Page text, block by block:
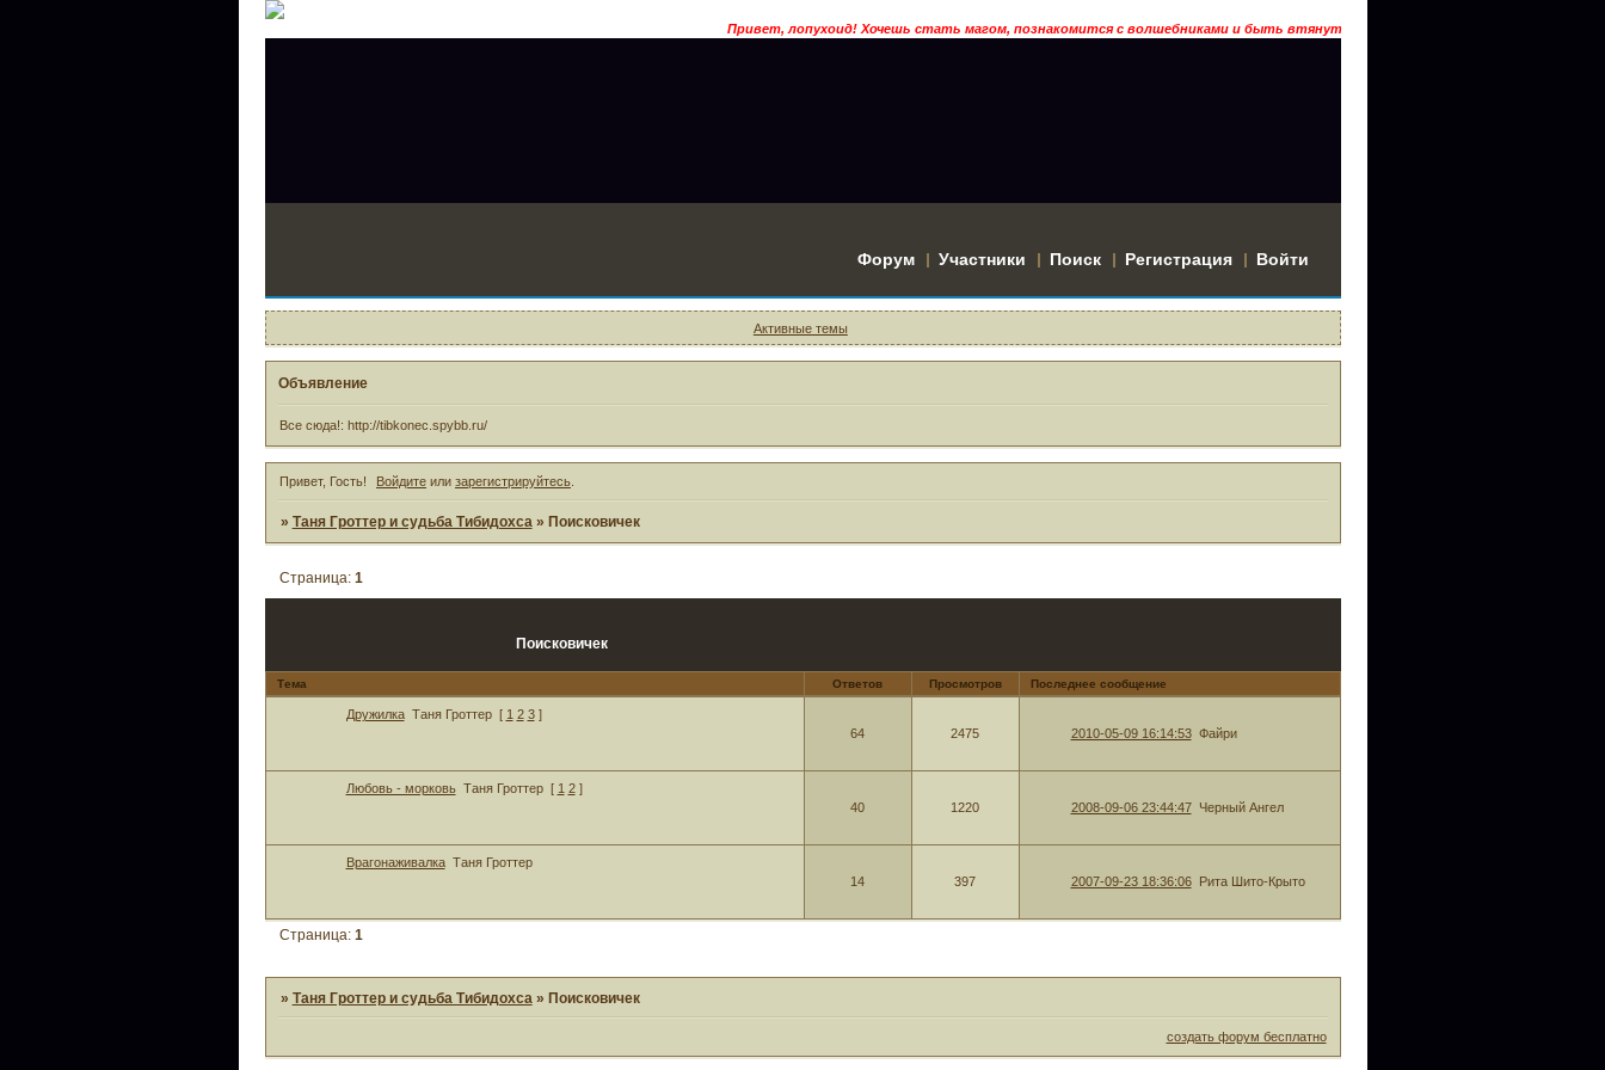
Привет, лопухоид! Хочешь стать магом, познакомится с волшебниками и быть втянутым в историю? Тогда заходи…
Форум Участники Поиск Регистрация Войти
Активные темы
Объявление
Все сюда!: http://tibkonec.spybb.ru/
Привет, Гость! Войдите или зарегистрируйтесь
» Таня Гроттер и судьба Тибидохса » Поисковичек
Поисковичек
Страница: 1
Тема Ответов Просмотров Последнее сообщение
Дружилка Таня Гроттер [ 1 2 3 ]
64
2475 2010-05-09 16:14:53 Файри
Любовь - морковь Таня Гроттер [ 1 2 ]
40
1220 2008-09-06 23:44:47 Черный Ангел
Врагонаживалка Таня Гроттер
14
397 2007-09-23 18:36:06 Рита Шито-Крыто
Страница: 1
» Таня Гроттер и судьба Тибидохса » Поисковичек
создать форум бесплатно